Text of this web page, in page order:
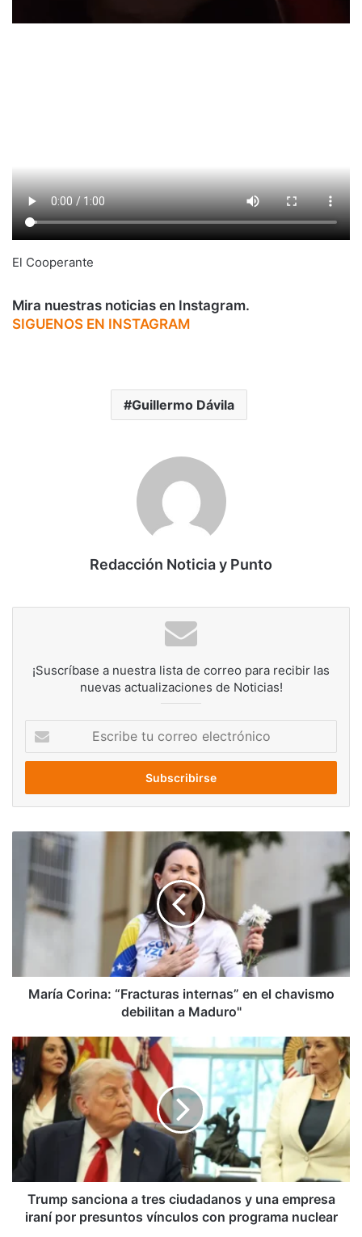
El Cooperante
Mira nuestras noticias en Instagram.
SIGUENOS EN INSTAGRAM
Guillermo Dávila
Redacción Noticia y Punto
¡Suscríbase a nuestra lista de correo para recibir las
nuevas actualizaciones de Noticias!
correo
María
“Fracturas
internas”
a
Maduro"
María Corina: “Fracturas internas” en el chavismo
debilitan a Maduro"
Trump
sanciona
a
ciudadanos
una
empresa
iraní
por
presuntos
Trump sanciona a tres ciudadanos y una empresa
iraní por presuntos vínculos con programa nuclear